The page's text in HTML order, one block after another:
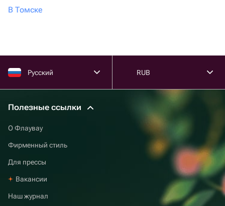
В Томске
Русский RUB
Полезные ссылки
О Флаувау
Фирменный стиль
Для прессы
Вакансии
Наш журнал